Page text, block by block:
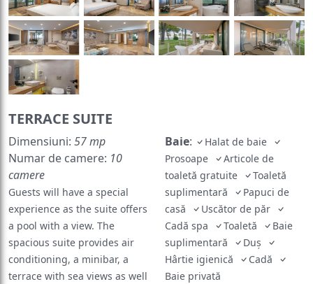
TERRACE SUITE
Dimensiuni: 57 mp
Numar de camere: 10
camere
Guests will have a special
experience as the suite offers
a pool with a view. The
spacious suite provides air
conditioning, a minibar, a
terrace with sea views as well
Baie:
Halat de baie
Prosoape
Articole de
toaletă gratuite
Toaletă
suplimentară
Papuci de
casă
Uscător de păr
Cadă spa
Toaletă
Baie
suplimentară
Duș
Hârtie igienică
Cadă
Baie privată